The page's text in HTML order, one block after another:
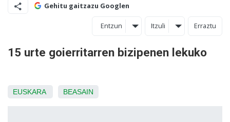
Gehitu gaitzazu Googlen
Entzun Itzuli Erraztu
15 urte goierritarren bizipenen lekuko
EUSKARA BEASAIN